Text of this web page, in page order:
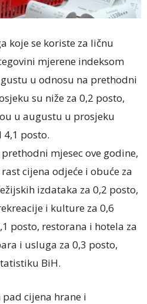
koje se koriste za ličnu
mjerene indeksom
u odnosu na prethodni
su niže za 0,2 posto,
u augustu u prosjeku
4,1 posto.
mjesec ove godine,
cijena odjeće i obuće za
izdataka za 0,2 posto,
i kulture za 0,6
posto, restorana i hotela za
i usluga za 0,3 posto,
BiH.
cijena hrane i